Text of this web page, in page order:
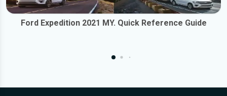
Ford Expedition 2021 MY. Quick Reference Guide